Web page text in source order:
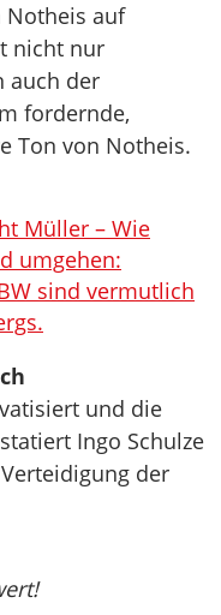
Notheis auf
nicht nur
auch der
fordernde,
Ton von Notheis.
Müller – Wie
umgehen:
sind vermutlich
und die
Ingo Schulze
der